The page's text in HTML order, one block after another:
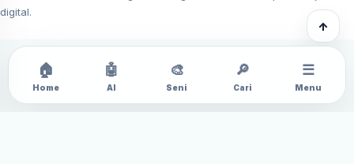
digital.
🏠
Home
🤖
AI
🎨
Seni
🔎
Cari
☰
Menu
↑